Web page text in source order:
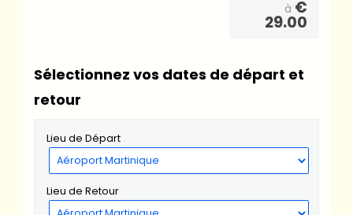
à €
29.00
Sélectionnez vos dates de départ et
retour
Lieu de Départ
Lieu de Retour